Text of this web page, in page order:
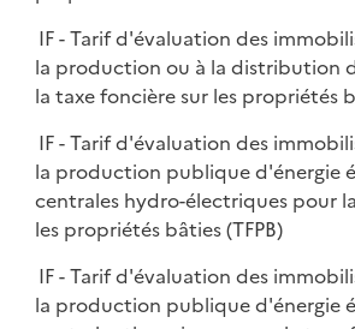
IF - Tarif d'évaluation des
la production ou à la distribution
la taxe foncière sur les propriétés
IF - Tarif d'évaluation des
la production publique d'énergie
centrales hydro-électriques pour
les propriétés bâties (TFPB)
IF - Tarif d'évaluation des
la production publique d'énergie